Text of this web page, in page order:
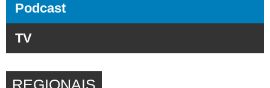
Podcast
TV
REGIONAIS